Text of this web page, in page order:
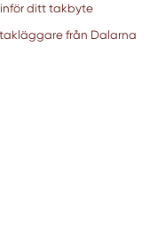
ditt takbyte
från Dalarna